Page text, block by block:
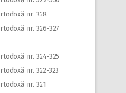
nr. 328
nr. 326-327
nr. 324-325
nr. 322-323
nr. 321